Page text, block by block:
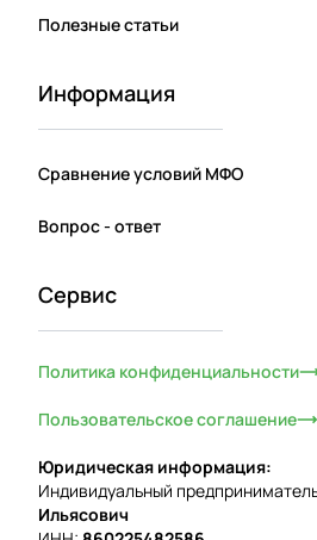
Полезные статьи
Информация
Сравнение условий МФО
Вопрос - ответ
Сервис
Политика конфиденциальности
Пользовательское соглашение
Юридическая информация:
Индивидуальный
Ильясович